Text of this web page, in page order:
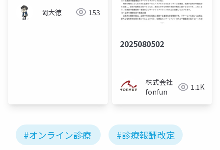
岡大徳 153
2025080502
株式会社
fonfun
1.1K
#オンライン診療 #診療報酬改定